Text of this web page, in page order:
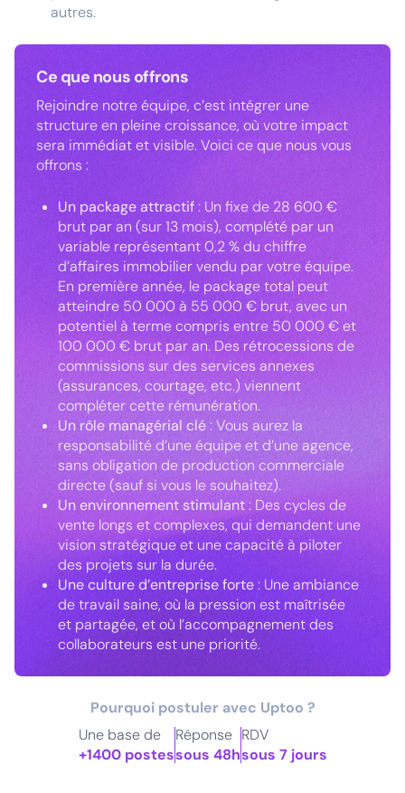
autres.
Ce que nous offrons
Rejoindre notre équipe, c’est intégrer une
structure en pleine croissance, où votre impact
sera immédiat et visible. Voici ce que nous vous
offrons :
Un package attractif: Un fixe de 28 600 €
brut par an (sur 13 mois), complété par un
variable représentant 0,2 % du chiffre
d’affaires immobilier vendu par votre équipe.
En première année, le package total peut
atteindre 50 000 à 55 000 € brut, avec un
potentiel à terme compris entre 50 000 € et
100 000 € brut par an. Des rétrocessions de
commissions sur des services annexes
(assurances, courtage, etc.) viennent
compléter cette rémunération.
Un rôle managérial clé: Vous aurez la
responsabilité d’une équipe et d’une agence,
sans obligation de production commerciale
directe (sauf si vous le souhaitez).
Un environnement stimulant: Des cycles de
vente longs et complexes, qui demandent une
vision stratégique et une capacité à piloter
des projets sur la durée.
Une culture d’entreprise forte: Une ambiance
de travail saine, où la pression est maîtrisée
et partagée, et où l’accompagnement des
collaborateurs est une priorité.
Pourquoi postuler avec Uptoo ?
Une base de
+1400 postes
Réponse
sous 48h
RDV
sous 7 jours